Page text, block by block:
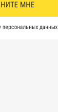
МНЕ
персональных данных